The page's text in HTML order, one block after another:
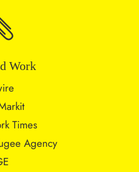
Work
Times
Agency